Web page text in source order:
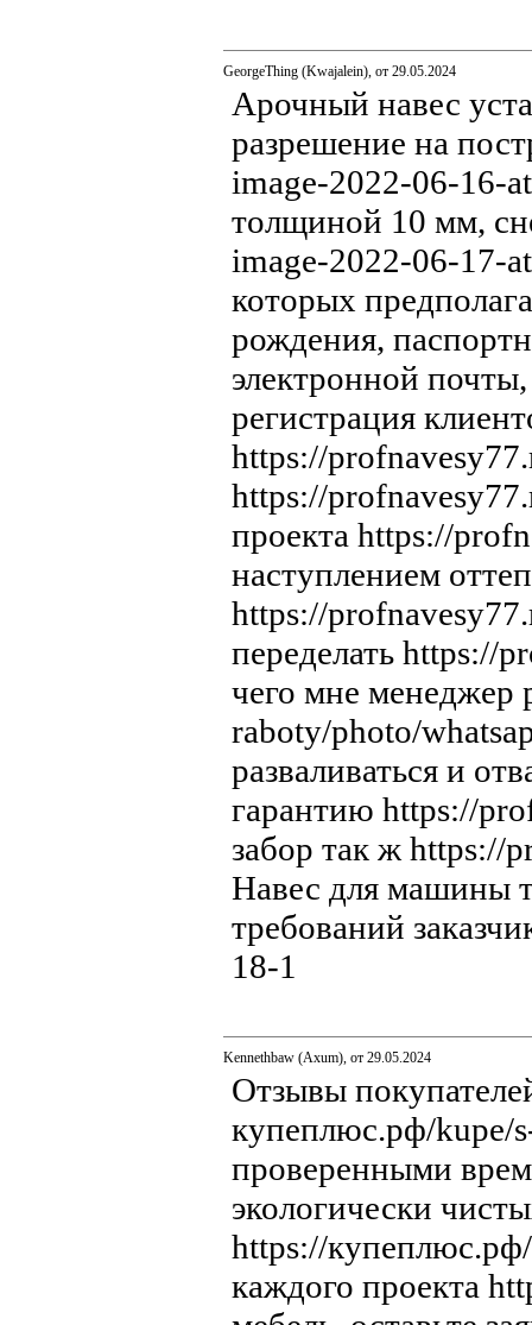
GeorgeThing (Kwajalein), от 29.05.2024
Арочный навес
разрешение на
image-2022-06-16-
толщиной 10 мм,
image-2022-06-17-
которых
рождения,
электронной
регистрация
https://
https://
проекта https://
наступлением
https://
переделать https://
чего мне менеджер
raboty/photo/
разваливаться и
гарантию https://
забор так ж https://
Навес для машины
требований
18-1
Kennethbaw (Axum), от 29.05.2024
Отзывы
купеплюс.рф/kupe/
проверенными
экологически
https://
каждого проекта